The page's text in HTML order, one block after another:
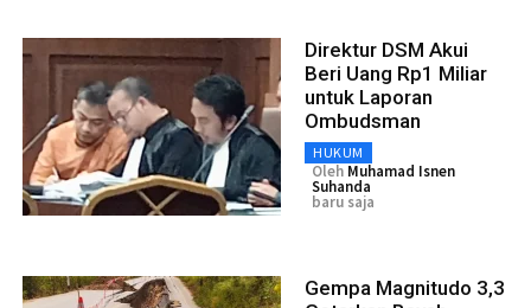
Direktur DSM Akui
Beri Uang Rp1 Miliar
untuk Laporan
Ombudsman
HUKUM
Oleh Muhamad Isnen
Suhanda
baru saja
Gempa Magnitudo 3,3